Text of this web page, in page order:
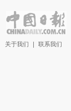
关于我们 联系我们